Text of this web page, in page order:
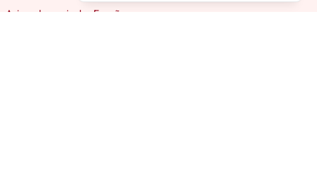
Avisos de musicales España